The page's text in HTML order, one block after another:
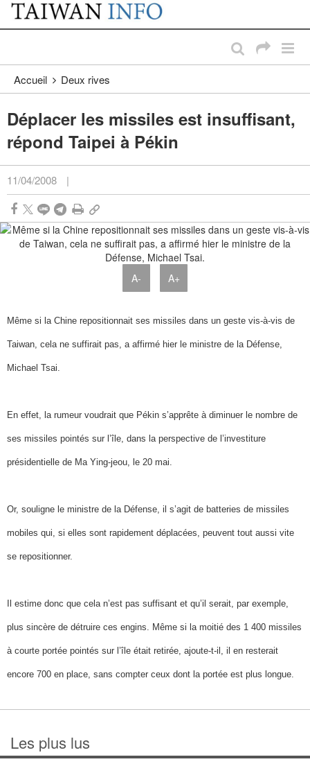
Passer au contenu principal
:::
Accueil Deux rives
Déplacer les missiles est insuffisant,
répond Taipei à Pékin
11/04/2008 |
A- A+
Même si la Chine repositionnait ses missiles dans un geste vis-à-vis de
Taiwan, cela ne suffirait pas, a affirmé hier le ministre de la Défense,
Michael Tsai.
En effet, la rumeur voudrait que Pékin s’apprête à diminuer le nombre de
ses missiles pointés sur l’île, dans la perspective de l’investiture
présidentielle de Ma Ying-jeou, le 20 mai.
Or, souligne le ministre de la Défense, il s’agit de batteries de missiles
mobiles qui, si elles sont rapidement déplacées, peuvent tout aussi vite
se repositionner.
Il estime donc que cela n’est pas suffisant et qu’il serait, par exemple,
plus sincère de détruire ces engins. Même si la moitié des 1 400 missiles
à courte portée pointés sur l’île était retirée, ajoute-t-il, il en resterait
encore 700 en place, sans compter ceux dont la portée est plus longue.
Les plus lus